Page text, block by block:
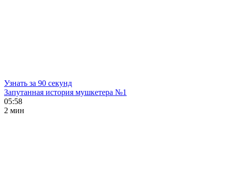
Узнать за 90 секунд
Запутанная история мушкетера №1
05:58
2 мин